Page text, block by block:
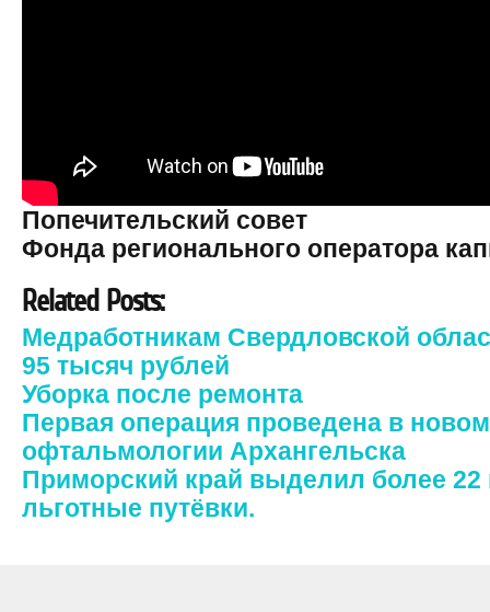
Попечительский совет
Фонда регионального оператора
Related Posts:
Медработникам Свердловской
95 тысяч рублей
Уборка после ремонта
Первая операция проведена в
офтальмологии Архангельска
Приморский край выделил более
льготные путёвки.